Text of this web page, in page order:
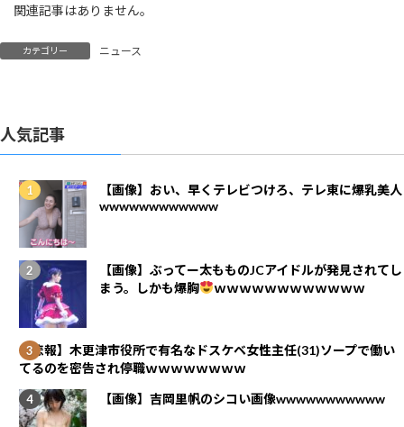
関連記事はありません。
カテゴリー ニュース
人気記事
【画像】おい、早くテレビつけろ、テレ東に爆乳美人
wwwwwwwwwwww
【画像】ぶってー太もものJCアイドルが発見されてし
まう。しかも爆胸
ｗｗｗｗｗｗｗｗｗｗｗｗ
【悲報】木更津市役所で有名なドスケベ女性主任(31)ソープで働い
てるのを密告され停職ｗｗｗｗｗｗｗｗ
【画像】吉岡里帆のシコい画像wwwwwwwwwww